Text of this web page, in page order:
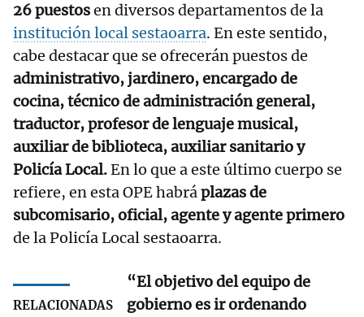
26 puestosen diversos departamentos de la
institución local sestaoarra. En este sentido,
cabe destacar que se ofrecerán puestos de
administrativo, jardinero, encargado de
cocina, técnico de administración general,
traductor, profesor de lenguaje musical,
auxiliar de biblioteca, auxiliar sanitario y
Policía Local.En lo que a este último cuerpo se
refiere, en esta OPE habráplazas de
subcomisario, oficial, agente y agente primero
de la Policía Local sestaoarra.
RELACIONADAS
“El objetivo del equipo de
gobierno es ir ordenando